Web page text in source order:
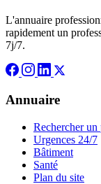
L'annuaire
rapidement un
7j/7.
Annuaire
Rechercher un
Urgences 24/7
Bâtiment
Santé
Plan du site